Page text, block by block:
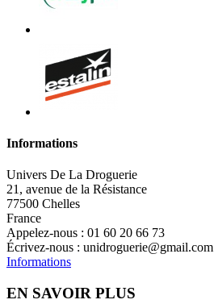
Informations
Univers De La Droguerie
21, avenue de la Résistance
77500 Chelles
France
Appelez-nous : 01 60 20 66 73
Écrivez-nous : unidroguerie@gmail.com
Informations
EN SAVOIR PLUS